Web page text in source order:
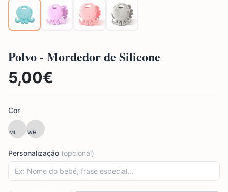
Polvo - Mordedor de Silicone
5,00€
Cor
MI WH
Personalização (opcional)